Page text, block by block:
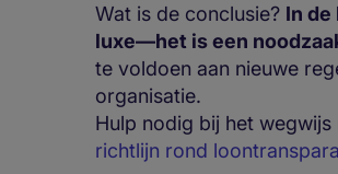
Wat is de conclusie? In
luxe—het is een
te voldoen aan nieuwe
organisatie.
Hulp nodig bij het
richtlijn rond